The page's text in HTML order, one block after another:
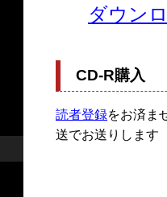
ダウン
CD-R購入
読者登録をお済ま
送でお送りします